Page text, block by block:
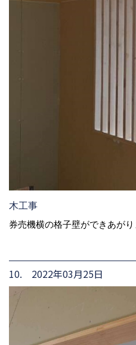
木工事
券売機横の格子壁ができあがり
10. 2022年03月25日